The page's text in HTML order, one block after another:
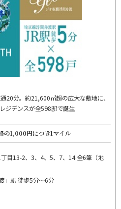
20分。約21,600㎡超の広大な敷地に、
ジデンスが全598邸で誕生
の1,000円につき1マイル
目13-2、3、4、5、7、14 全6筆（地
」駅 徒歩5分～6分